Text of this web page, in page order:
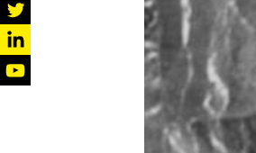
twitter
linkedin